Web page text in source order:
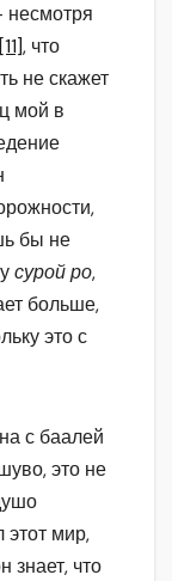
несмотря
[11], что
не скажет
мой в
бы не
сурой ро,
больше,
это с
с баалей
это не
этот мир,
знает, что